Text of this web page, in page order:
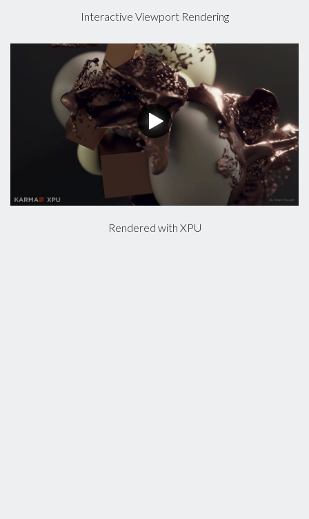
Interactive Viewport Rendering
Rendered with XPU